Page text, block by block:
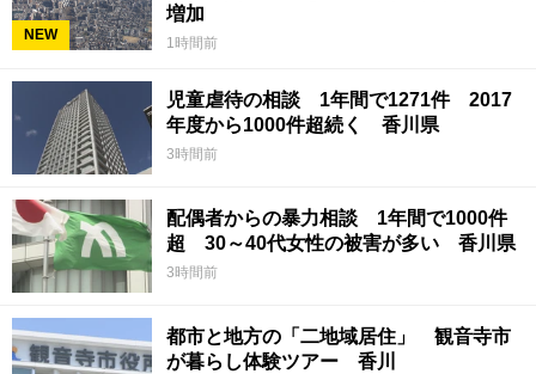
NEW
増加
1時間前
児童虐待の相談 1年間で1271件 2017
年度から1000件超続く 香川県
3時間前
配偶者からの暴力相談 1年間で1000件
超 30～40代女性の被害が多い 香川県
3時間前
都市と地方の「二地域居住」 観音寺市
が暮らし体験ツアー 香川